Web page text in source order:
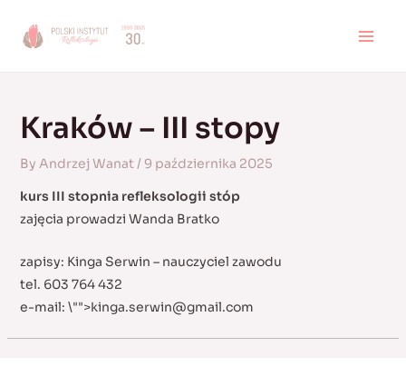
Kraków – III stopy
By Andrzej Wanat/ 9 października 2025
kurs III stopnia refleksologii stóp
zajęcia prowadzi Wanda Bratko
zapisy: Kinga Serwin – nauczyciel zawodu
tel. 603 764 432
e-mail: \"">kinga.serwin@gmail.com